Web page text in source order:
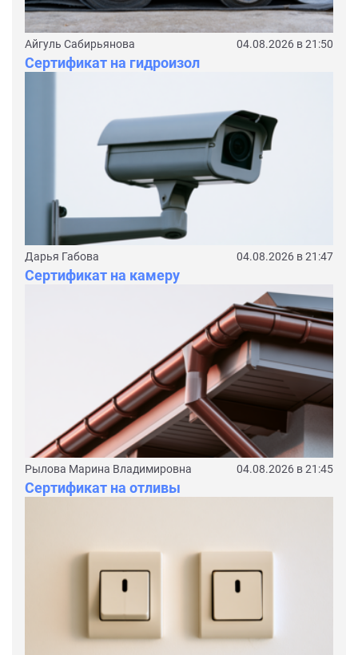
Айгуль Сабирьянова 04.08.2026 в 21:50
Сертификат на гидроизол
Дарья Габова 04.08.2026 в 21:47
Сертификат на камеру
Рылова Марина Владимировна 04.08.2026 в 21:45
Сертификат на отливы